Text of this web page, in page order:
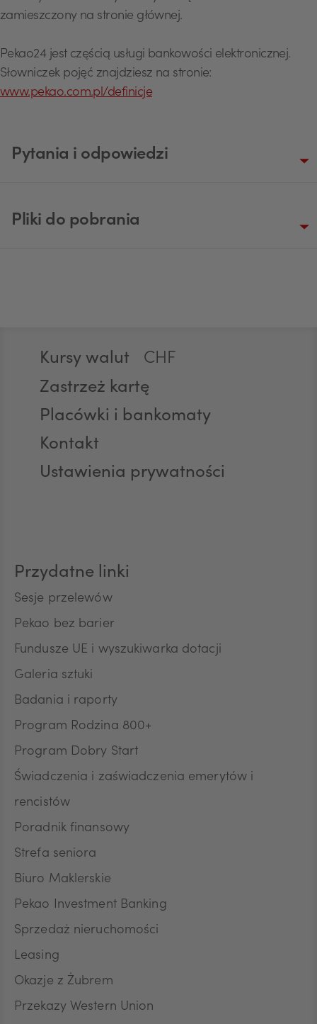
zamieszczony na stronie głównej.
Pekao24 jest częścią usługi bankowości elektronicznej.
Słowniczek pojęć znajdziesz na stronie:
www.pekao.com.pl/definicje
Pytania i odpowiedzi
Pliki do pobrania
Kursy walut CHF
AED
AUD
JPY
DKK
SEK
TRY
Zastrzeż kartę
Placówki i bankomaty
Kontakt
Ustawienia prywatności
Przydatne linki
Sesje przelewów
Pekao bez barier
Fundusze UE i wyszukiwarka dotacji
Galeria sztuki
Badania i raporty
Program Rodzina 800+
Program Dobry Start
Świadczenia i zaświadczenia emerytów i
rencistów
Poradnik finansowy
Strefa seniora
Biuro Maklerskie
Pekao Investment Banking
Sprzedaż nieruchomości
Leasing
Okazje z Żubrem
Przekazy Western Union